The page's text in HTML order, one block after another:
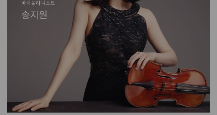
바이올리니스트
조진주
에스팀엔터테인먼트 대표
김소연
한림원장
유욱준
실큰 코리아 대표
박영순
홍익대학교 회화 교수/작가
이강욱
바이올리니스트
송지원
바이올리니스트
조진주
에스팀엔터테인먼트 대표
김소연